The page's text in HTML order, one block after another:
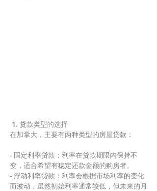
1. 贷款类型的选择
在加拿大，主要有两种类型的房屋贷款：
- 固定利率贷款：利率在贷款期限内保持不
变，适合希望有稳定还款金额的购房者。
- 浮动利率贷款：利率会根据市场利率的变化
而波动，虽然初始利率通常较低，但未来的月